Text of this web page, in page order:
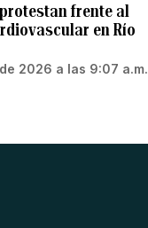
frente al
en Río
2026 a las 9:07 a.m.